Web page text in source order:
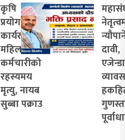
कृषि
प्रयोगशालामा
कार्यरत
महिला
कर्मचारीको
रहस्यमय
मृत्यु, नायब
सुब्बा पक्राउ
दावी,